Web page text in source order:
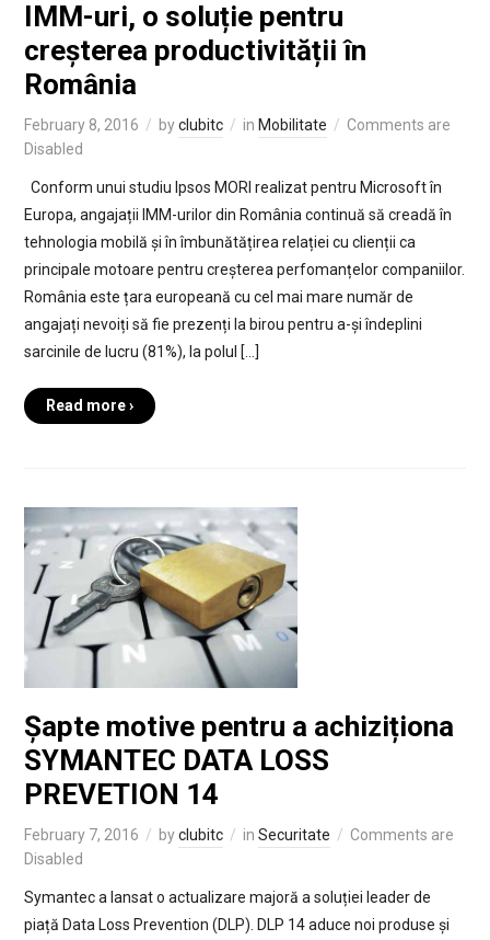
IMM-uri, o soluție pentru
creșterea productivității în
România
February 8, 2016 byclubitc in Mobilitate
Comments are
Disabled
Conform unui studiu Ipsos MORI realizat pentru Microsoft în
Europa, angajații IMM-urilor din România continuă să creadă în
tehnologia mobilă și în îmbunătățirea relației cu clienții ca
principale motoare pentru creșterea perfomanțelor companiilor.
România este țara europeană cu cel mai mare număr de
angajați nevoiți să fie prezenți la birou pentru a-și îndeplini
sarcinile de lucru (81%), la polul […]
Read more ›
Șapte motive pentru a achiziționa
SYMANTEC DATA LOSS
PREVETION 14
February 7, 2016 byclubitc in Securitate
Comments are
Disabled
Symantec a lansat o actualizare majoră a soluției leader de
piață Data Loss Prevention (DLP). DLP 14 aduce noi produse și